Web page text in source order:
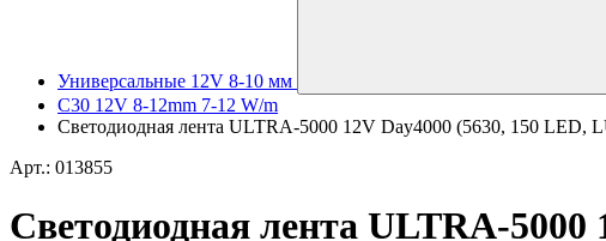
Универсальные 12V 8-10 мм
C30 12V 8-12mm 7-12 W/m
Светодиодная лента ULTRA-5000 12V Day4000 (5630, 150 LED,
Арт.: 013855
Светодиодная лента ULTRA-